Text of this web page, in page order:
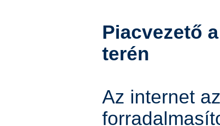
Piacvezető
terén
Az internet